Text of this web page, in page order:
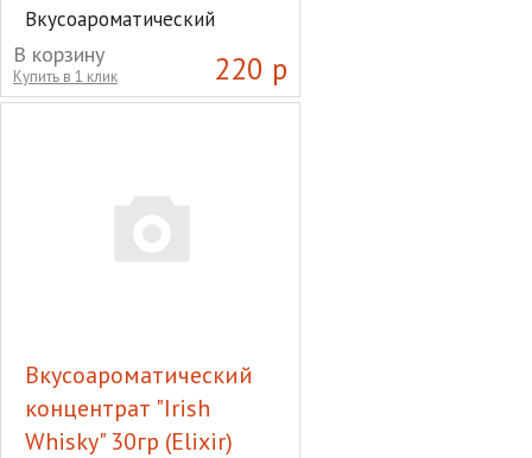
Вкусоароматический
концентрат "Coconut Rum"
30гр (Elixir)
220 р
В корзину
Купить в 1 клик
Вкусоароматический
концентрат "Irish
Whisky" 30гр (Elixir)